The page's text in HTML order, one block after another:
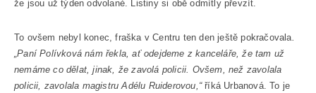
že jsou už týden odvolané. Listiny si obě odmítly převzít.
To ovšem nebyl konec, fraška v Centru ten den ještě pokračovala
„Paní Polívková nám řekla, ať odejdeme z kanceláře, že tam už
nemáme co dělat, jinak, že zavolá policii. Ovšem, než zavolala
policii, zavolala magistru Adélu Ruiderovou,“říká Urbanová. To je